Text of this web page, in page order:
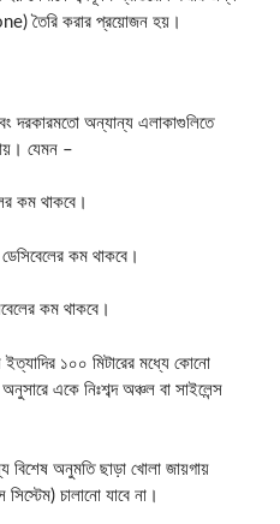
তৈরি করার প্রয়োজন হয়।
দরকারমতো অন্যান্য এলাকাগুলিতে
যেমন –
কম থাকবে।
কম থাকবে।
কম থাকবে।
ইত্যাদির ১০০ মিটারের মধ্যে কোনো
একে নিঃশব্দ অঞ্চল বা সাইলেন্স
বিশেষ অনুমতি ছাড়া খোলা জায়গায়
চালানো যাবে না।